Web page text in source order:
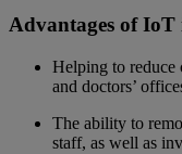
Advantages of IoT
Helping to reduce
and doctors’
The ability to
staff, as well as